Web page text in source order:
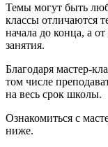
Темы могут быть
классы отличаются
начала до конца, а
занятия.
Благодаря мастер-
том числе
на весь срок школы.
Ознакомиться с
ниже.